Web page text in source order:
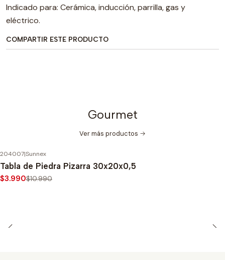
Indicado para: Cerámica, inducción, parrilla, gas y
eléctrico.
COMPARTIR ESTE PRODUCTO
Gourmet
Ver más productos
OFF
204007|Sunnex
Tabla de Piedra Pizarra 30x20x0,5
$3.990$10.990